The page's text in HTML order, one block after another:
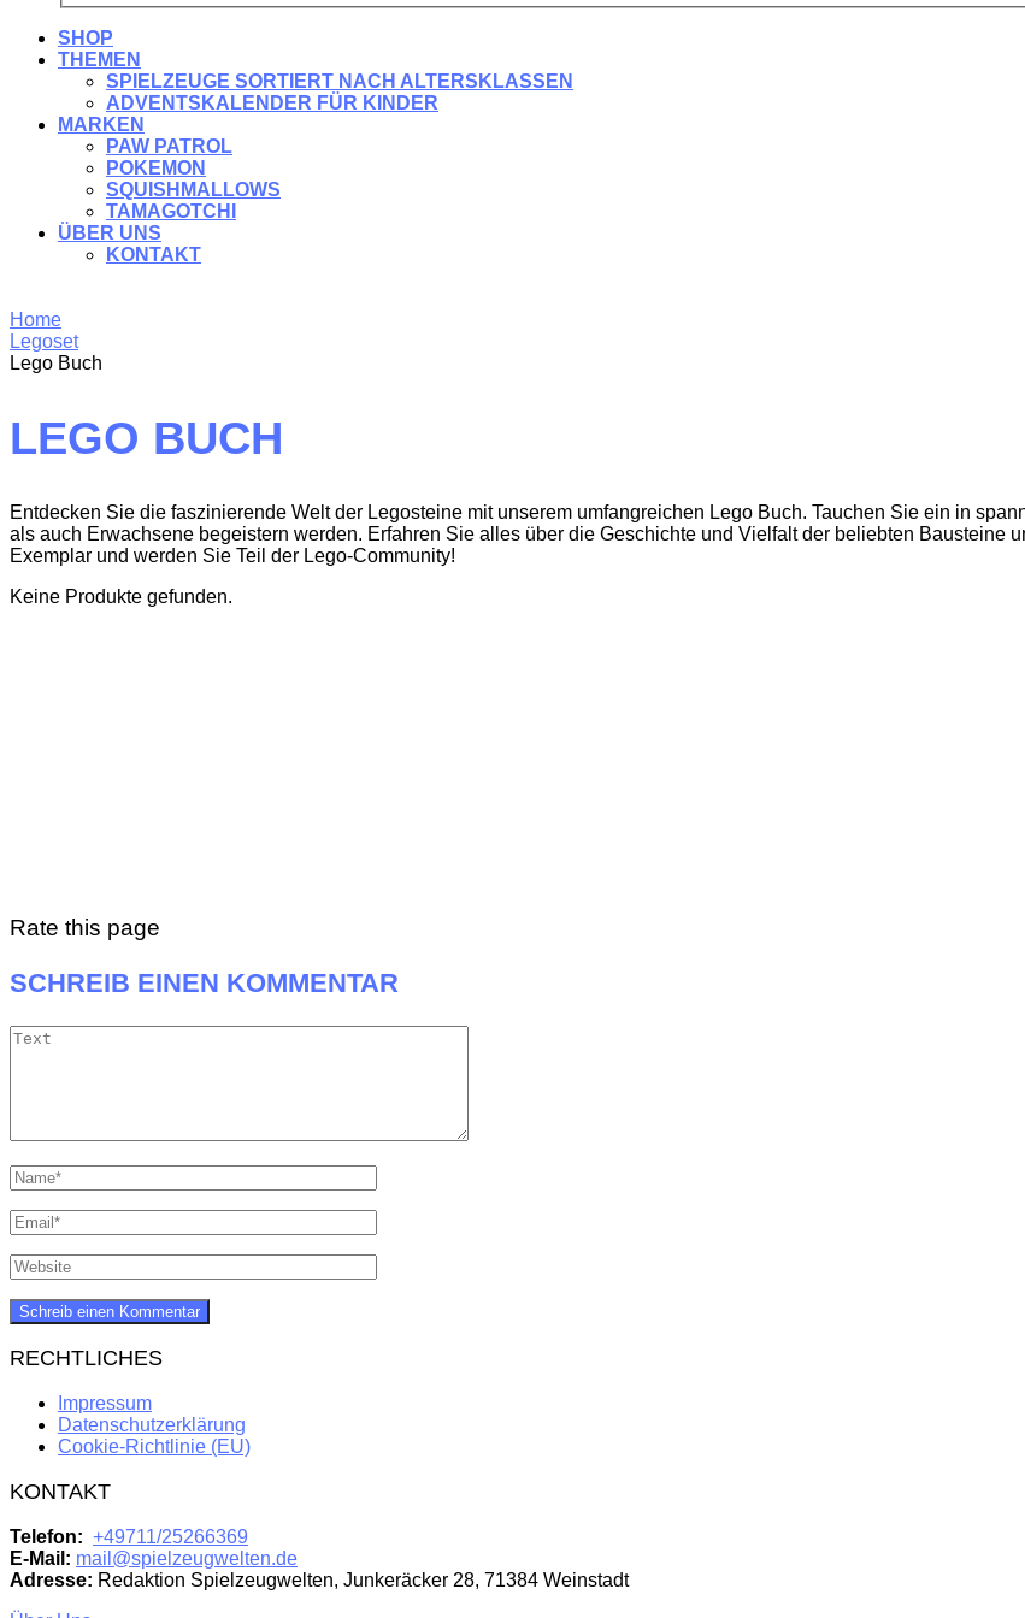
SHOP
THEMEN
SPIELZEUGE SORTIERT NACH ALTERSKLASSEN
ADVENTSKALENDER FÜR KINDER
MARKEN
PAW PATROL
POKEMON
SQUISHMALLOWS
TAMAGOTCHI
ÜBER UNS
KONTAKT
Home
Legoset
Lego Buch
LEGO BUCH
Entdecken Sie die faszinierende Welt der Legosteine mit unserem umfangreichen Lego Buch. Tauchen Sie ein in
als auch Erwachsene begeistern werden. Erfahren Sie alles über die Geschichte und Vielfalt der beliebten Bausteine
Exemplar und werden Sie Teil der Lego-Community!
Keine Produkte gefunden.
Rate this page
SCHREIB EINEN KOMMENTAR
RECHTLICHES
Impressum
Datenschutzerklärung
Cookie-Richtlinie (EU)
KONTAKT
Telefon: +49711/25266369
E-Mail: mail@spielzeugwelten.de
Adresse: Redaktion Spielzeugwelten, Junkeräcker 28, 71384 Weinstadt